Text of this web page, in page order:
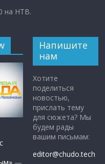
на НТВ.
—
Напишите
нам
Хотите
поделиться
новостью,
прислать тему
для сюжета? Мы
будем рады
вашим письмам:
editor@chudo.tech